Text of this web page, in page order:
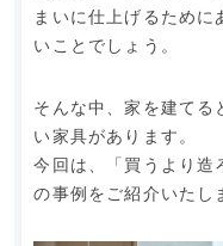
まいに仕上げるために
いことでしょう。
そんな中、家を建てる
い家具があります。
今回は、「買うより造
の事例をご紹介いたし